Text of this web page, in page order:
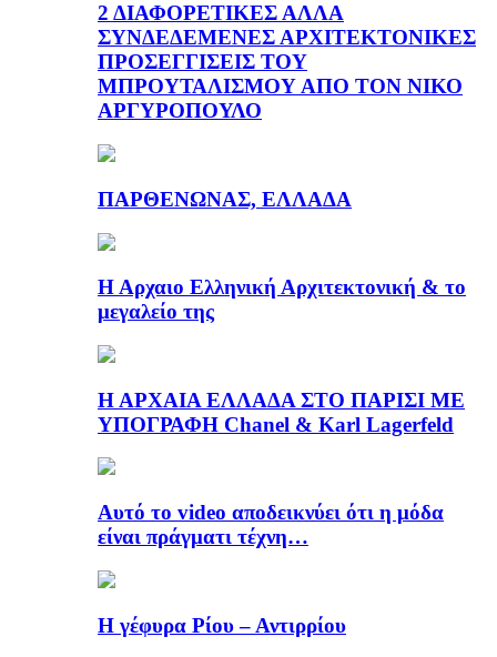
2 ΔΙΑΦΟΡΕΤΙΚΕΣ ΑΛΛΑ
ΣΥΝΔΕΔΕΜΕΝΕΣ ΑΡΧΙΤΕΚΤΟΝΙΚΕΣ
ΠΡΟΣΕΓΓΙΣΕΙΣ ΤΟΥ
ΜΠΡΟΥΤΑΛΙΣΜΟΥ ΑΠΟ ΤΟΝ ΝΙΚΟ
ΑΡΓΥΡΟΠΟΥΛΟ
ΠΑΡΘΕΝΩΝΑΣ, ΕΛΛΑΔΑ
Η Αρχαιο Ελληνική Αρχιτεκτονική & το
μεγαλείο της
Η ΑΡΧΑΙΑ ΕΛΛΑΔΑ ΣΤΟ ΠΑΡΙΣΙ ΜΕ
ΥΠΟΓΡΑΦΗ Chanel & Karl Lagerfeld
Αυτό το video αποδεικνύει ότι η μόδα
είναι πράγματι τέχνη…
Η γέφυρα Ρίου – Αντιρρίου